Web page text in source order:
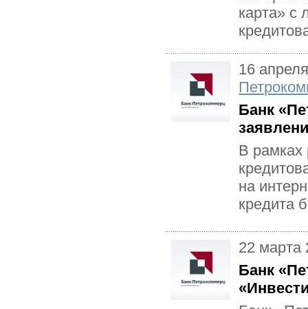
карта» с
16
Банк
В рамках
на
кредита
22 марта
Банк